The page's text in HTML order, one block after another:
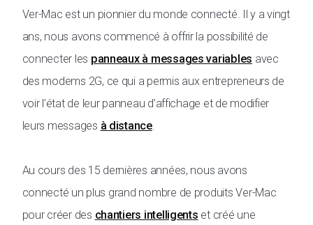
Ver-Mac est un pionnier du monde connecté. Il y a vingt
ans, nous avons commencé à offrir la possibilité de
connecter les panneaux à messages variables avec
des modems 2G, ce qui a permis aux entrepreneurs de
voir l’état de leur panneau d’affichage et de modifier
leurs messages à distance.
Au cours des 15 dernières années, nous avons
connecté un plus grand nombre de produits Ver-Mac
pour créer des chantiers intelligents et créé une